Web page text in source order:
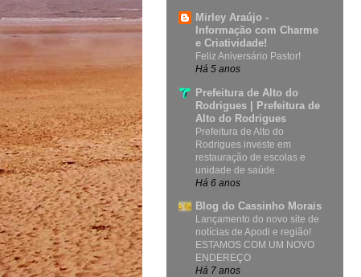
Mirley Araújo -
Informação com Charme
e Criatividade!
Feliz Aniversário Pastor!
Há 5 anos
Prefeitura de Alto do
Rodrigues | Prefeitura de
Alto do Rodrigues
Prefeitura de Alto do
Rodrigues investe em
restauração de escolas e
unidade de saúde
Há 6 anos
Blog do Cassinho Morais
Lançamento do novo site de
notícias de Apodi e região!
ESTAMOS COM UM NOVO
ENDEREÇO
Há 7 anos